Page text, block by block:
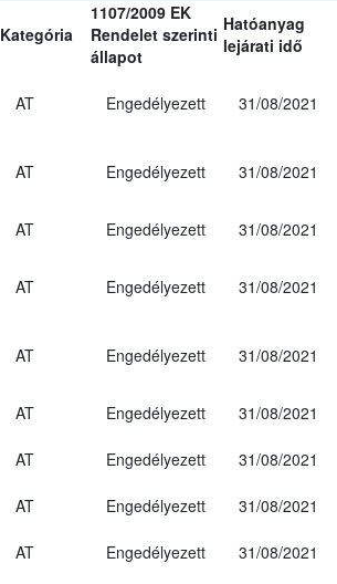
Kategória
1107/2009 EK
Rendelet szerinti
állapot
Hatóanyag
lejárati idő
AT Engedélyezett 31/08/2021
AT Engedélyezett 31/08/2021
AT Engedélyezett
31/08/2021
AT Engedélyezett 31/08/2021
AT Engedélyezett 31/08/2021
AT Engedélyezett
31/08/2021
AT Engedélyezett
31/08/2021
AT Engedélyezett
31/08/2021
AT Engedélyezett
31/08/2021